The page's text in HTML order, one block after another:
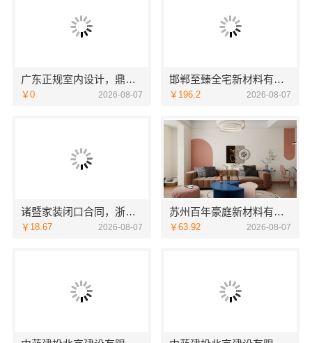
广东正规室内设计，鼎饰空间透明化施工
￥0 2026-08-07
邯郸至臻全宅新材料有限公司，健康翻新进口材料开启绿色人居
￥196.2 2026-08-07
诸暨家装闭口合同，浙江宜美嘉装饰让您放心
￥18.67 2026-08-07
苏州百年豪庭新材料有限公司 靠谱家装拎包入住
￥63.92 2026-08-07